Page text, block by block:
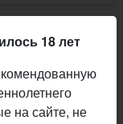
18 лет
на сайте, не